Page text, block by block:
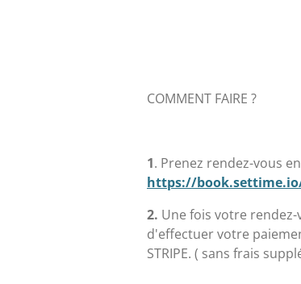
COMMENT FAIRE ?
1. Prenez rendez-vous
https://
2. Une fois votre
d'effectuer votre
STRIPE. ( sans frais